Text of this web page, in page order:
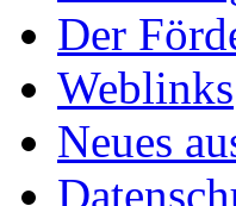
Der
Weblinks
Neues